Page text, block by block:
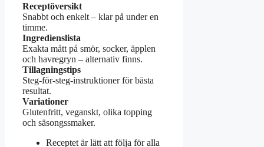
Receptöversikt
Snabbt och enkelt – klar på under en
timme.
Ingredienslista
Exakta mått på smör, socker, äpplen
och havregryn – alternativ finns.
Tillagningstips
Steg-för-steg-instruktioner för bästa
resultat.
Variationer
Glutenfritt, veganskt, olika topping
och säsongssmaker.
Receptet är lätt att följa för alla